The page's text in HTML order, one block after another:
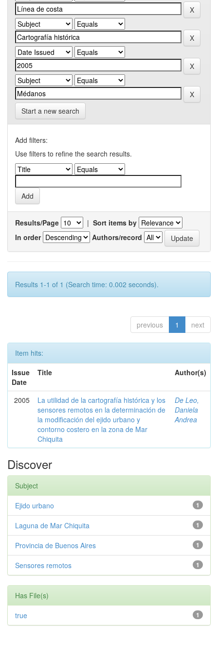
Start a new search
Add filters:
Use filters to refine the search results.
Results/Page | Sort items by
In order
Authors/record
Results 1-1 of 1 (Search time: 0.002 seconds).
previous 1 next
Item hits:
Issue
Date
Title Author(s)
2005
La utilidad de la cartografía histórica y los
sensores remotos en la determinación de
la modificación del ejido urbano y
contorno costero en la zona de Mar
Chiquita
De Leo,
Daniela
Andrea
Discover
Subject
1
Ejido urbano
1
Laguna de Mar Chiquita
1
Provincia de Buenos Aires
1
Sensores remotos
Has File(s)
1
true